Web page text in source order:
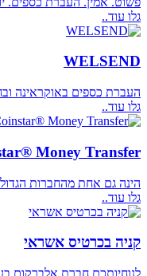
גלו עוד..
WELSEND
העברת כספים באוקראינה
גלו עוד..
Money Transfer
הינה גם אחת מהחברות
גלו עוד..
קניה בכרטיס אשראי
לנוחיותכם חברת אלברקום